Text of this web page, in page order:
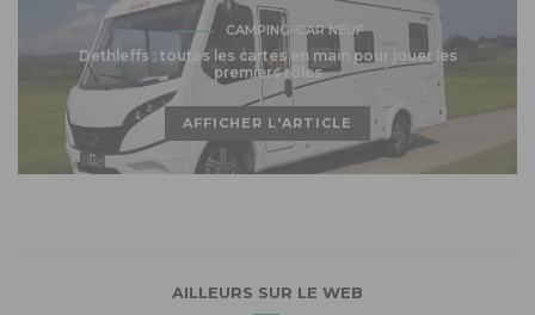
CAMPING-CAR NEUF
Dethleffs : toutes les cartes en main pour jouer les
premiers rôles
AFFICHER L'ARTICLE
AILLEURS SUR LE WEB